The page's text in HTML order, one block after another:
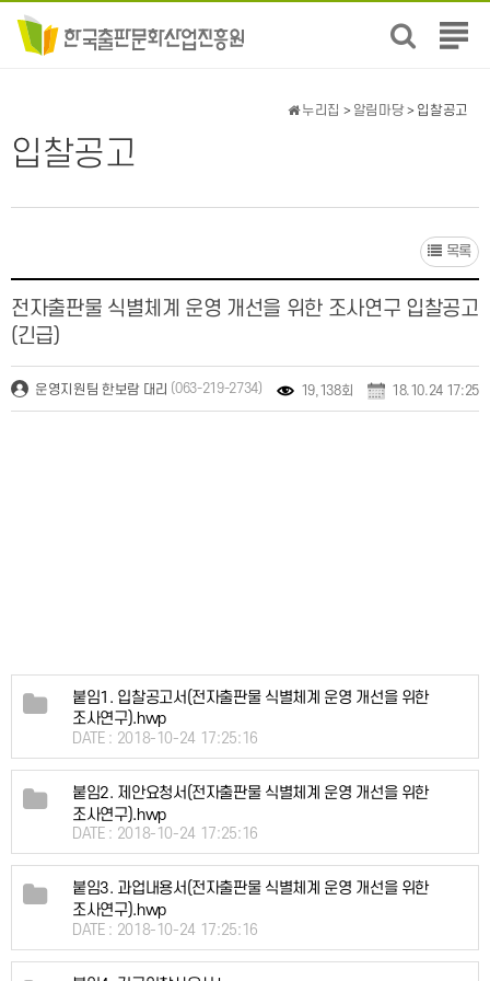
전
뉴
입찰공고
누리집 > 알림마당 > 입찰공고
목록
전자출판물 식별체계 운영 개선을 위한 조사연구 입찰공고
(긴급)
운영지원팀 한보람 대리 (063-219-2734) 19,138회 18.10.24 17:25
붙임1. 입찰공고서(전자출판물 식별체계 운영 개선을 위한
조사연구).hwp
DATE : 2018-10-24 17:25:16
붙임2. 제안요청서(전자출판물 식별체계 운영 개선을 위한
조사연구).hwp
DATE : 2018-10-24 17:25:16
붙임3. 과업내용서(전자출판물 식별체계 운영 개선을 위한
조사연구).hwp
DATE : 2018-10-24 17:25:16